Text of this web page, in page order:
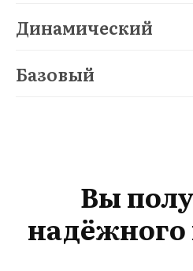
Динамический
Базовый
Вы
надёжного